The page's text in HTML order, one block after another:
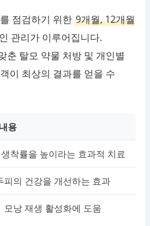
점검하기 위한9개월, 12개월
관리가 이루어집니다.
춘 탈모 약물 처방 및 개인별
이 최상의 결과를 얻을 수
용
착률을 높이라는 효과적 치료
피의 건강을 개선하는 효과
모낭 재생 활성화에 도움